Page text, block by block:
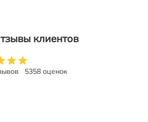
клиентов
5358 оценок